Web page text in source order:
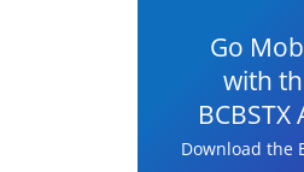
Go
with
BCBSTX
Download the